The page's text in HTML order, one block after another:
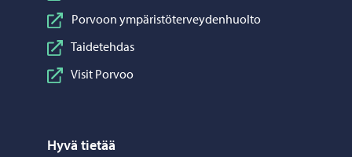
Porvoon ympäristöterveydenhuolto
Taidetehdas
Visit Porvoo
Hyvä tietää